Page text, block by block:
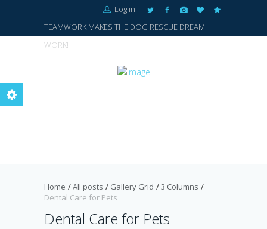
Log in
TEAMWORK MAKES THE DOG RESCUE DREAM
WORK!
Home All posts Gallery Grid
3 Columns
Dental Care for Pets
Dental Care for Pets